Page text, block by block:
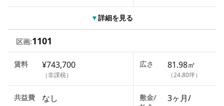
▼詳細を見る
区画:1101
賃料 ¥743,700
（非課税）
広さ 81.98㎡
（24.80坪）
共益費 なし
敷金/
3ヶ月/